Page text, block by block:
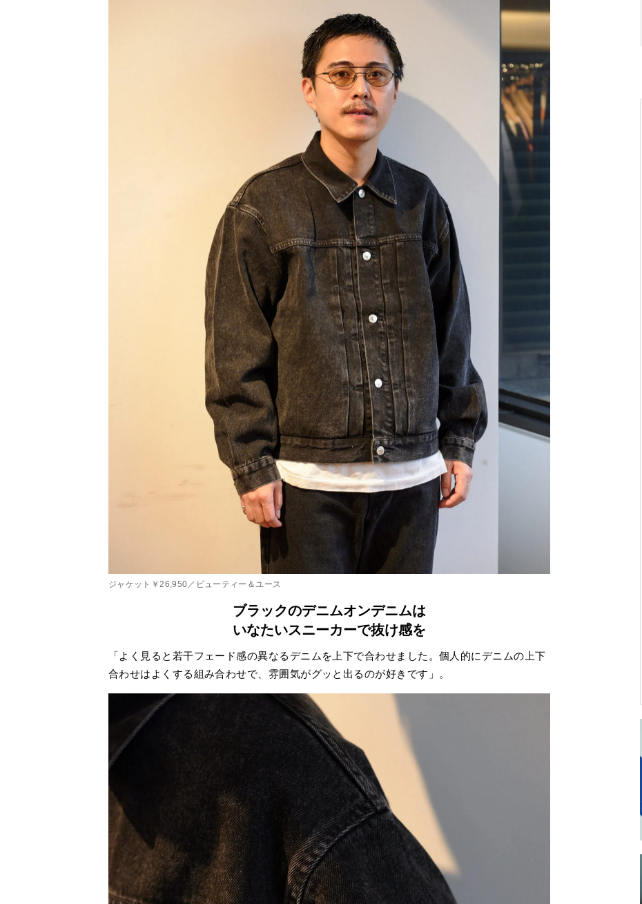
ジャケット￥26,950／ビューティー＆ユース
ブラックのデニムオンデニムは
いなたいスニーカーで抜け感を
「よく見ると若干フェード感の異なるデニムを上下で合わせました。個人的にデニムの上下
合わせはよくする組み合わせで、雰囲気がグッと出るのが好きです」。